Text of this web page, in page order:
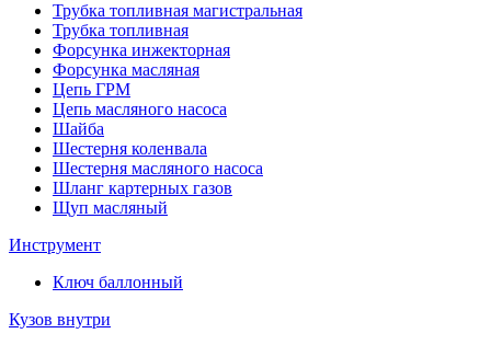
Трубка топливная магистральная
Трубка топливная
Форсунка инжекторная
Форсунка масляная
Цепь ГРМ
Цепь масляного насоса
Шайба
Шестерня коленвала
Шестерня масляного насоса
Шланг картерных газов
Щуп масляный
Инструмент
Ключ баллонный
Кузов внутри